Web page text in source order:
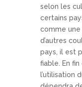
selon les
certains
comme
d’autres
pays, il est
fiable. En
l’utilisation